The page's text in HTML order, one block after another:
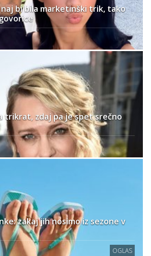
bi bila marketinški trik, tako
trikrat, zdaj pa je spet srečno
zakaj jih nosimo iz sezone v
OGLAS